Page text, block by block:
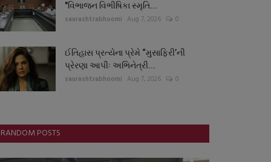
"વિભાજન વિભીષિકા સ્મૃતિ...
saurashtrabhoomi Aug 7, 2026 0
ઈતિહાસ પ્રત્યેના પ્રેમે “મુસાફિરી’ની
પ્રેરણા આપીઃ અભિનેત્રી...
saurashtrabhoomi Aug 7, 2026 0
RANDOM POSTS